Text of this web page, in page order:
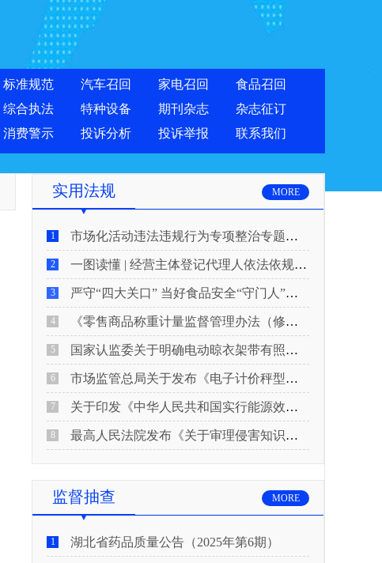
标准规范 汽车召回 家电召回
食品召回
综合执法 特种设备 期刊杂志
杂志征订
消费警示 投诉分析 投诉举报 联系我们
实用法规 MORE
1 市场化活动违法违规行为专项整治专题新闻发布会实录
2 一图读懂 | 经营主体登记代理人依法依规履行反洗钱义务
3 严守“四大关口” 当好食品安全“守门人”！5月20日起，网络食品销售新规正式实施
4 《零售商品称重计量监督管理办法（修正草案征求意见稿）》公开征求意见
5 国家认监委关于明确电动晾衣架带有照明功能的产品强制性产品认证要求的公告
6 市场监管总局关于发布《电子计价秤型式评价大纲（试行）》《电子计价秤检定规程（试行）》的公告
7 关于印发《中华人民共和国实行能源效率标识的产品目录(2026年版)》及相关实施规则的通知(发改环资规〔2026〕550号)
8 最高人民法院发布《关于审理侵害知识产权民事纠纷案件适用惩罚性赔偿的解释》
监督抽查 MORE
1 湖北省药品质量公告（2025年第6期）